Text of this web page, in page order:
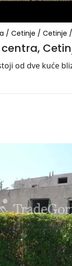
/ Cetinje / Cetinje /
od dve kuće